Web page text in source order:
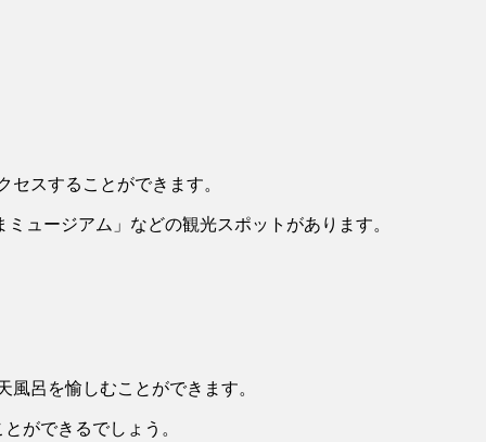
スすることができます。
ュージアム」などの観光スポットがあります。
呂を愉しむことができます。
ができるでしょう。